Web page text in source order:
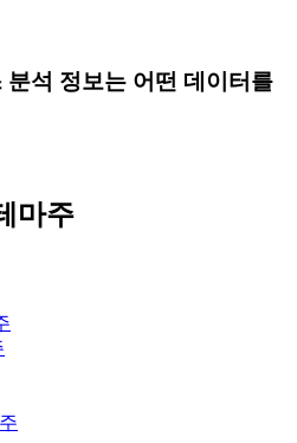
석 정보는 어떤 데이터를
마주